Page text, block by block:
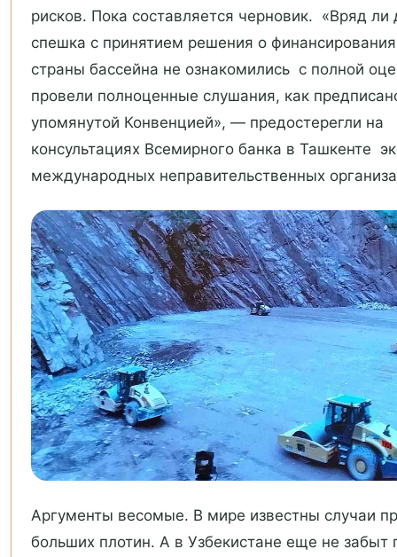
рисков. Пока составляется черновик. «Вряд ли
спешка с принятием решения о
страны бассейна не ознакомились с полной
провели полноценные слушания, как
упомянутой Конвенцией», — предостерегли на
консультациях Всемирного банка в Ташкенте
международных неправительственных
Аргументы весомые. В мире известны случаи
больших плотин. А в Узбекистане еще не забыт